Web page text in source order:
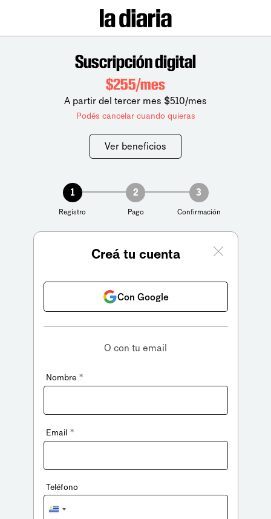
Suscripción digital
$255/mes
A partir del tercer mes $510/mes
Podés cancelar cuando quieras
Ver beneficios
1
Registro
2
Pago
3
Confirmación
Creá tu cuenta
Con Google
O con tu email
Nombre *
Email *
Teléfono
Uruguay